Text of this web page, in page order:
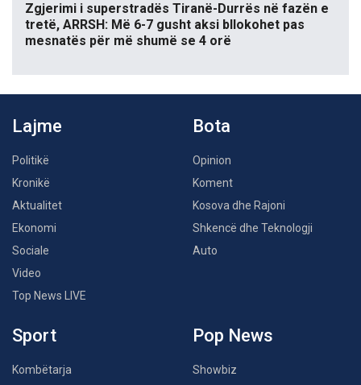
Zgjerimi i superstradës Tiranë-Durrës në fazën e
tretë, ARRSH: Më 6-7 gusht aksi bllokohet pas
mesnatës për më shumë se 4 orë
Lajme
Politikë
Kronikë
Aktualitet
Ekonomi
Sociale
Video
Top News LIVE
Bota
Opinion
Koment
Kosova dhe Rajoni
Shkencë dhe Teknologji
Auto
Sport
Kombëtarja
Pop News
Showbiz